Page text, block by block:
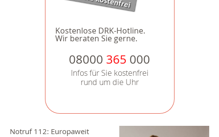
Kostenlose DRK-Hotline.
Wir beraten Sie gerne.
08000 365 000
Infos für Sie kostenfrei
rund um die Uhr
Notruf 112: Europaweit